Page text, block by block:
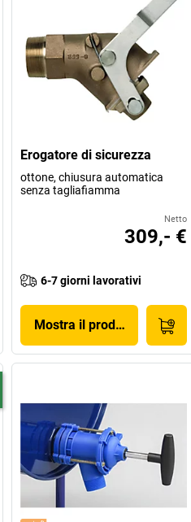
Erogatore di sicurezza
ottone, chiusura automatica
senza tagliafiamma
Netto
309,- €
6-7 giorni lavorativi
Mostra il prodotto